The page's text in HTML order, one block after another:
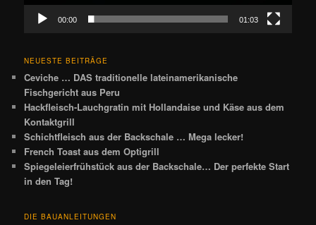
00:00 01:03
NEUESTE BEITRÄGE
Ceviche … DAS traditionelle lateinamerikanische
Fischgericht aus Peru
Hackfleisch-Lauchgratin mit Hollandaise und Käse aus dem
Kontaktgrill
Schichtfleisch aus der Backschale … Mega lecker!
French Toast aus dem Optigrill
Spiegeleierfrühstück aus der Backschale… Der perfekte Start
in den Tag!
DIE BAUANLEITUNGEN